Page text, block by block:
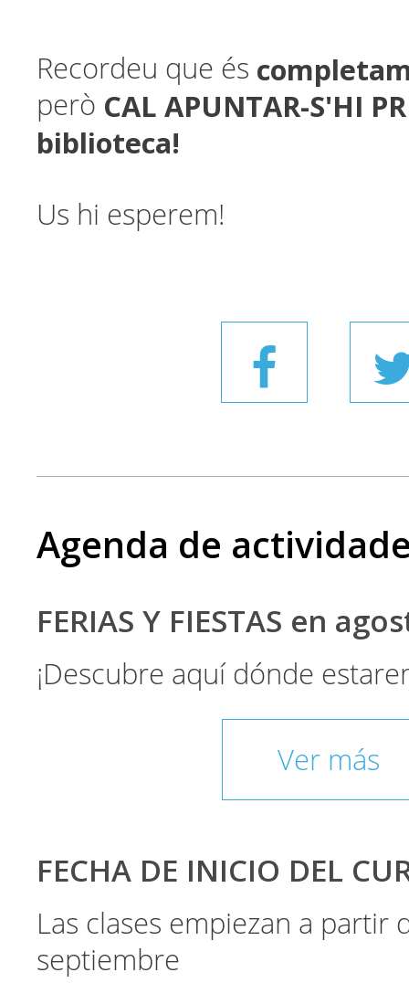
Recordeu que és
però CAL APUNTAR-S'HI
biblioteca!
Us hi esperem!
Agenda de
FERIAS Y FIESTAS en
¡Descubre aquí dónde
Ver más
FECHA DE INICIO DEL
Las clases empiezan a partir
septiembre